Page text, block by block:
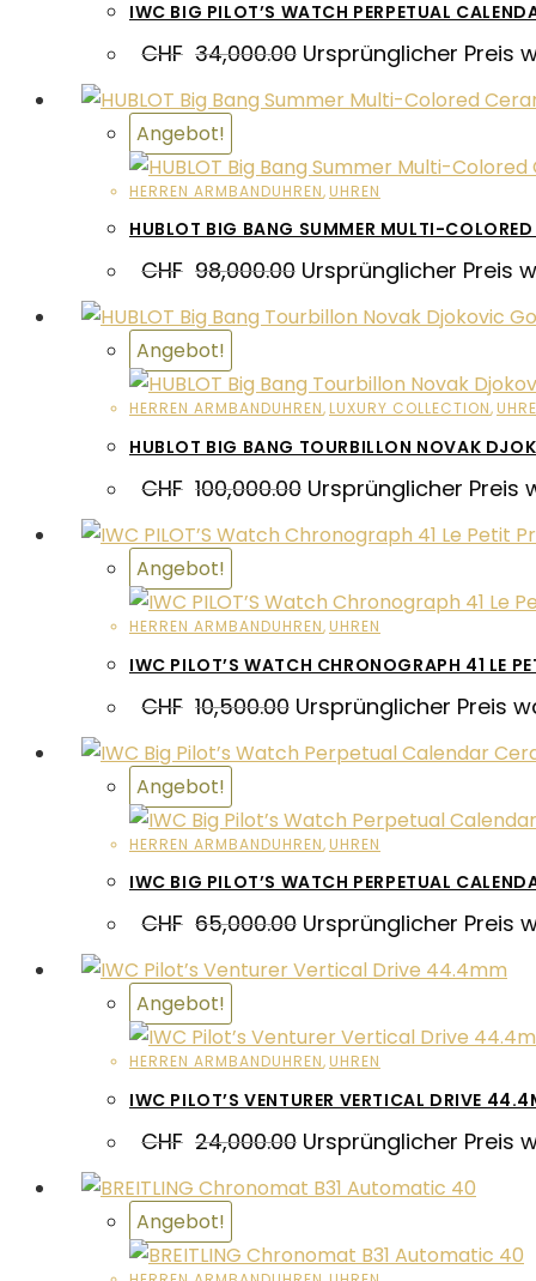
IWC BIG PILOT’S WATCH PERPETUAL
CHF 34,000.00 Ursprünglicher Preis
Angebot!
HERREN ARMBANDUHREN, UHREN
HUBLOT BIG BANG SUMMER MULTI-
CHF 98,000.00 Ursprünglicher Preis
Angebot!
HERREN ARMBANDUHREN, LUXURY COLLECTION,
HUBLOT BIG BANG TOURBILLON NOVAK
CHF 100,000.00 Ursprünglicher Preis
Angebot!
HERREN ARMBANDUHREN, UHREN
IWC PILOT’S WATCH CHRONOGRAPH 41 LE
CHF 10,500.00 Ursprünglicher Preis
Angebot!
HERREN ARMBANDUHREN, UHREN
IWC BIG PILOT’S WATCH PERPETUAL
CHF 65,000.00 Ursprünglicher Preis
Angebot!
HERREN ARMBANDUHREN, UHREN
IWC PILOT’S VENTURER VERTICAL DRIVE
CHF 24,000.00 Ursprünglicher Preis
Angebot!